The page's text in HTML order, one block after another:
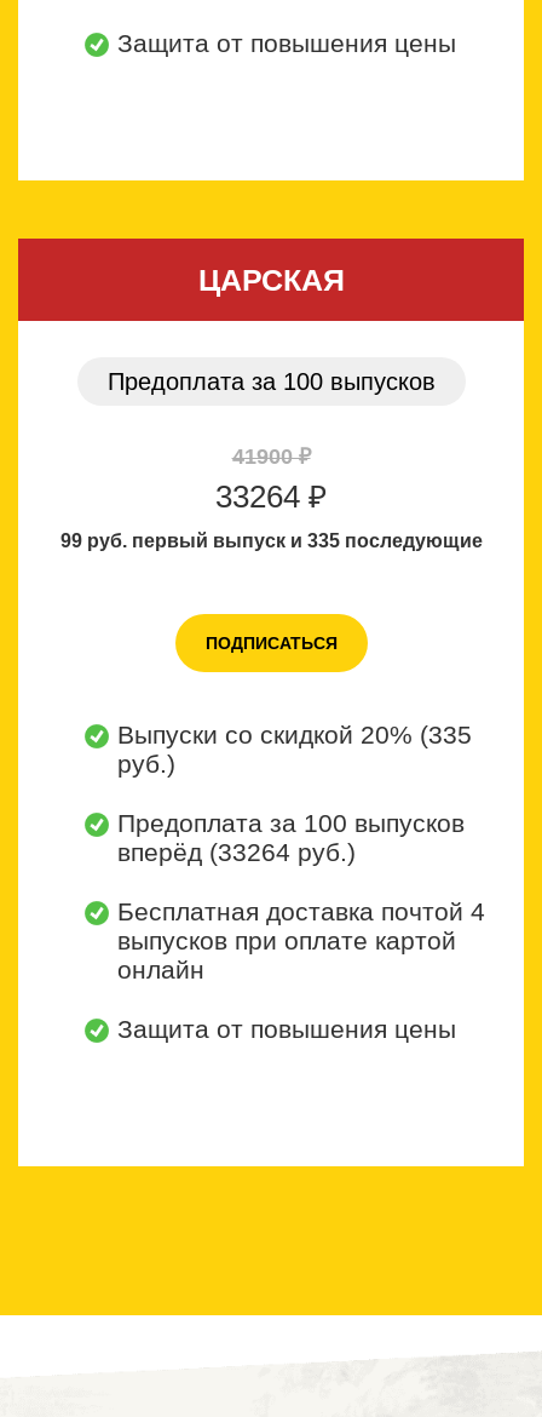
Защита от повышения цены
ЦАРСКАЯ
Предоплата за 100 выпусков
41900 ₽
33264 ₽
99 руб. первый выпуски 335 последующие
ПОДПИСАТЬСЯ
Выпуски со скидкой 20% (335
руб.)
Предоплата за 100 выпусков
вперёд (33264 руб.)
Бесплатная доставка почтой 4
выпусков при оплате картой
онлайн
Защита от повышения цены